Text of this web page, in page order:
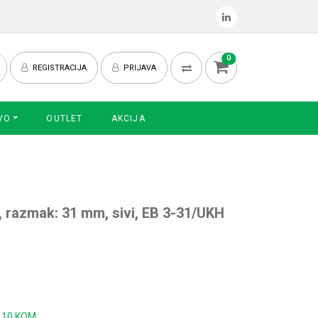
REGISTRACIJA PRIJAVA
0
OUTLET AKCIJA
31 mm, sivi, EB 3-31/UKH